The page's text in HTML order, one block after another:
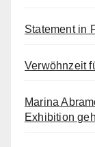
Statement in
Verwöhnzeit
Marina
Exhibition